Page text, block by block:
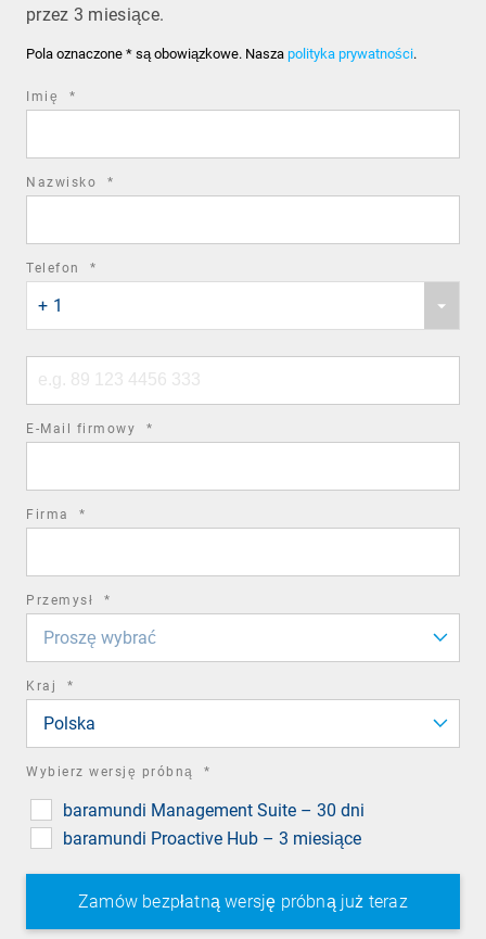
przez 3 miesiące.
Pola oznaczone * są obowiązkowe. Nasza polityka prywatności.
Imię *
Nazwisko *
Telefon *
country
code
+ 1
number
E-Mail firmowy *
Firma *
Przemysł *
Proszę wybrać
Kraj *
Polska
Wybierz wersję próbną *
baramundi Management Suite – 30 dni
baramundi Proactive Hub – 3 miesiące